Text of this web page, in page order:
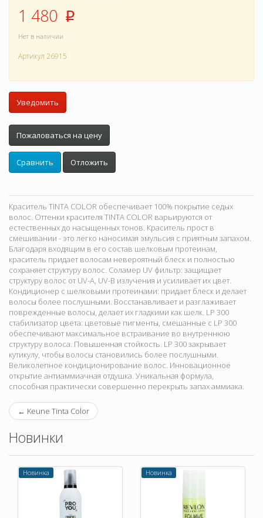
1 480 p
Нет в наличии
Артикул 26915
Уведомить
Пожаловаться на цену
Сравнить Отложить
Краситель TINTA COLOR обеспечивает 100% покрытие седых
волос. Оттенки красителя TINTA COLOR варьируются от
естественных до насыщенных тонов. Краситель прост в
смешивании - это легко наносимая эмульсия с приятным запахом.
Благодаря входящим в его состав шелковым протеинам,
краситель придает волосам невероятный блеск и полностью
сохраняет структуру волос. Соламер UV фильтр: защищает
структуру волос от UV-A, UV-B излучения и усиливает их цвет.
Кондиционер с шелковыми протеинами: придает блеск и делает
волосы более послушными. Восстанавливает и разглаживает
поврежденные волосы, делает их гладкими как шелк. LP 300
стабилизатор цвета: цветовые пигменты, смешанные с LP 300
обеспечивают максимальное встраивание во внутреннюю
структуру волоса. Повышенная стойкость. LP 300 закрывает
кутикулу, чтобы волосы становились более послушными.
Великолепное кондиционирование волос. Инновационное
открытие антиаммиачная отдушка. Уникальная формула,
способная практически совершенно перекрыть запах аммиака.
← Keune Tinta Color
Новинки
Новинка Новинка